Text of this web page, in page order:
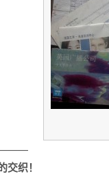
织！